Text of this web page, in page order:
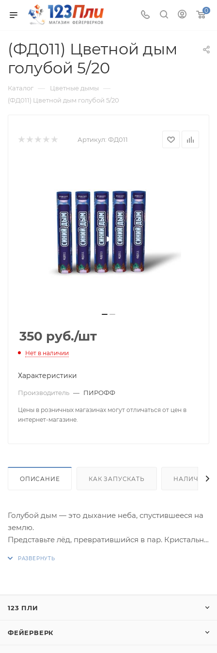
0
(ФД011) Цветной дым
голубой 5/20
Каталог — Цветные дымы —
(ФД011) Цветной дым голубой 5/20
Артикул: ФД011
350 руб./шт
Нет в наличии
Характеристики
Производитель — ПИРОФФ
Цены в розничных магазинах могут отличаться от цен в
интернет-магазине.
ОПИСАНИЕ КАК ЗАПУСКАТЬ НАЛИЧИЕ
Голубой дым — это дыхание неба, спустившееся на
землю.
Представьте лёд, превратившийся в пар. Кристально
далёкой планеты и лёгкой, едва уловимой мечты.
свежесть и ясность.
123 ПЛИ
ФЕЙЕРВЕРК